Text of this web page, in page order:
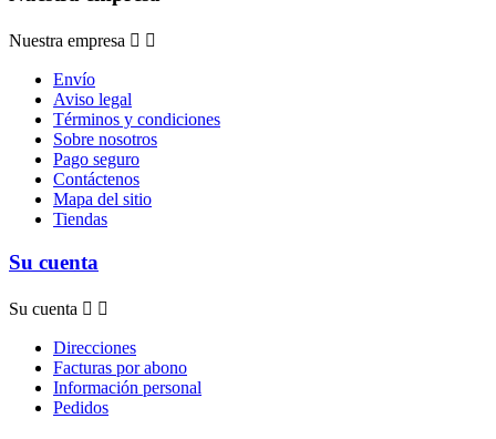
Nuestra empresa  
Envío
Aviso legal
Términos y condiciones
Sobre nosotros
Pago seguro
Contáctenos
Mapa del sitio
Tiendas
Su cuenta
Su cuenta  
Direcciones
Facturas por abono
Información personal
Pedidos